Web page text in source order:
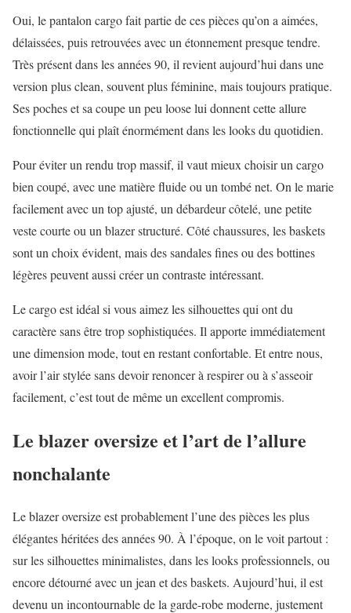
Oui, le pantalon cargo fait partie de ces pièces qu’on a aimées,
délaissées, puis retrouvées avec un étonnement presque tendre.
Très présent dans les années 90, il revient aujourd’hui dans une
version plus clean, souvent plus féminine, mais toujours pratique.
Ses poches et sa coupe un peu loose lui donnent cette allure
fonctionnelle qui plaît énormément dans les looks du quotidien.
Pour éviter un rendu trop massif, il vaut mieux choisir un cargo
bien coupé, avec une matière fluide ou un tombé net. On le marie
facilement avec un top ajusté, un débardeur côtelé, une petite
veste courte ou un blazer structuré. Côté chaussures, les baskets
sont un choix évident, mais des sandales fines ou des bottines
légères peuvent aussi créer un contraste intéressant.
Le cargo est idéal si vous aimez les silhouettes qui ont du
caractère sans être trop sophistiquées. Il apporte immédiatement
une dimension mode, tout en restant confortable. Et entre nous,
avoir l’air stylée sans devoir renoncer à respirer ou à s’asseoir
facilement, c’est tout de même un excellent compromis.
Le blazer oversize et l’art de l’allure
nonchalante
Le blazer oversize est probablement l’une des pièces les plus
élégantes héritées des années 90. À l’époque, on le voit partout :
sur les silhouettes minimalistes, dans les looks professionnels, ou
encore détourné avec un jean et des baskets. Aujourd’hui, il est
devenu un incontournable de la garde-robe moderne, justement